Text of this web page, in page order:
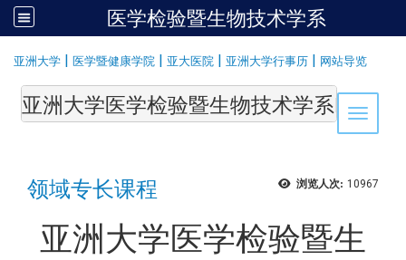
医学检验暨生物技术学系
亚洲大学 | 医学暨健康学院 | 亚大医院 | 亚洲大学行事历 | 网站导览
Toggle
亚洲大学医学检验暨生物技术学系
浏览人次: 10967
领域专长课程
亚洲大学医学检验暨生